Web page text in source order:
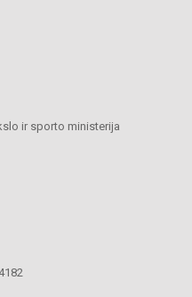
ir sporto ministerija